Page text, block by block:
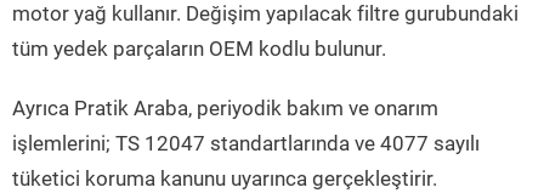
motor yağ kullanır. Değişim yapılacak filtre gurubundaki
tüm yedek parçaların OEM kodlu bulunur.
Ayrıca Pratik Araba, periyodik bakım ve onarım
işlemlerini; TS 12047 standartlarında ve 4077 sayılı
tüketici koruma kanunu uyarınca gerçekleştirir.